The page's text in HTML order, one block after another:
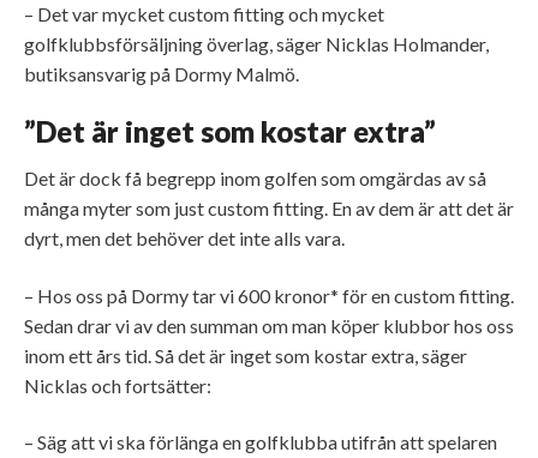
– Det var mycket custom fitting och mycket
golfklubbsförsäljning överlag, säger Nicklas Holmander,
butiksansvarig på Dormy Malmö.
”Det är inget som kostar extra”
Det är dock få begrepp inom golfen som omgärdas av så
många myter som just custom fitting. En av dem är att det är
dyrt, men det behöver det inte alls vara.
– Hos oss på Dormy tar vi 600 kronor* för en custom fitting.
Sedan drar vi av den summan om man köper klubbor hos oss
inom ett års tid. Så det är inget som kostar extra, säger
Nicklas och fortsätter:
– Säg att vi ska förlänga en golfklubba utifrån att spelaren